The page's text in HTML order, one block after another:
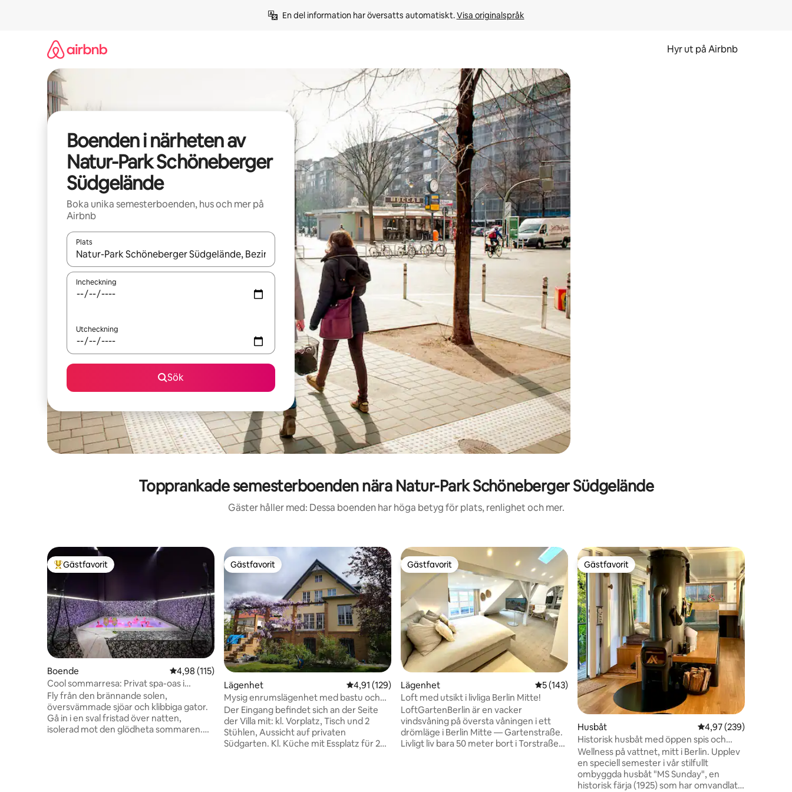
En del information har översatts automatiskt. Visa originalspråk
Hyr ut på Airbnb
Boenden i närheten av
Natur-Park Schöneberger
Südgelände
Boka unika semesterboenden, hus och mer på
Airbnb
Plats
När resultaten är tillgängliga kan du navigera med upp- och nedåtpilarna eller utforska genom att trycka eller svepa.
Incheckning
Utcheckning
Sök
Topprankade semesterboenden nära Natur-Park Schöneberger Südgelände
Gäster håller med: Dessa boenden har höga betyg för plats, renlighet och mer.
Populär gästfavorit
Gästfavorit
Boende 4,98 av 5 i genomsnittligt betyg, 115 omdömen
4,98 (115)
Cool sommarresa: Privat spa-oas i
Kreuzberg
Fly från den brännande solen,
översvämmade sjöar och klibbiga gator.
Gå in i en sval fristad över natten,
isolerad mot den glödheta sommaren.
Gästfavorit
Gästfavorit
Lägenhet 4,91 av 5 i genomsnittligt betyg, 129 omdömen
4,91 (129)
Mysig enrumslägenhet med bastu och
kök
Der Eingang befindet sich an der Seite
der Villa mit: kl. Vorplatz, Tisch und 2
Stühlen, Aussicht auf privaten
Südgarten. Kl. Küche mit Essplatz für 2
Gästfavorit
Gästfavorit
Lägenhet 5 av 5 i genomsnittligt betyg, 143 omdömen
5 (143)
Loft med utsikt i livliga Berlin Mitte!
LoftGartenBerlin är en vacker
vindsvåning på översta våningen i ett
drömläge i Berlin Mitte — Gartenstraße.
Livligt liv bara 50 meter bort i Torstraße
Gästfavorit
Gästfavorit
Husbåt 4,97 av 5 i
4,97 (239)
Historisk husbåt med öppen spis och
valfri bastu
Wellness på vattnet, mitt i Berlin. Upplev
en speciell semester i vår stilfullt
ombyggda husbåt "MS Sunday", en
historisk färja (1925) som har omvandlats